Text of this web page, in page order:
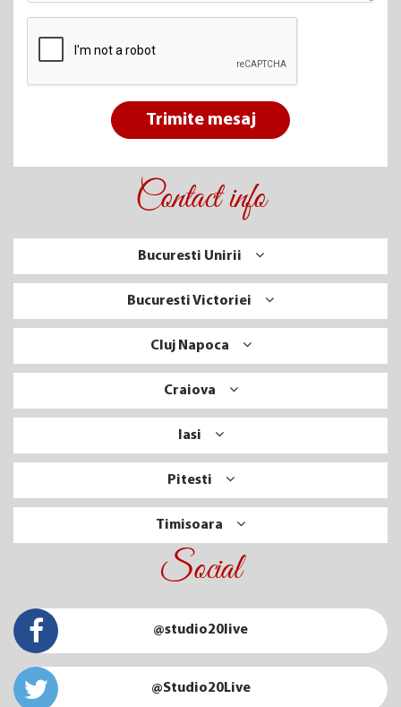
Trimite mesaj
Contact info
Bucuresti Unirii
Bucuresti Victoriei
Cluj Napoca
Craiova
Iasi
Pitesti
Timisoara
Social
@studio20live
@Studio20Live